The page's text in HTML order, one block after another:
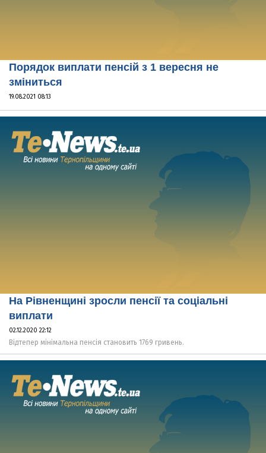
Порядок виплати пенсій з 1 вересня не
зміниться
19.08.2021 08:13
На Рівненщині зросли пенсії та соціальні
виплати
02.12.2020 22:12
Відтепер мінімальна пенсія становить 1769 гривень.